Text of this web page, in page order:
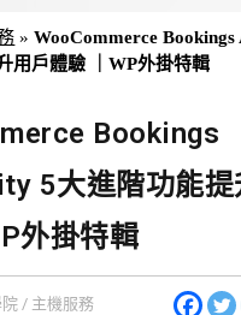
»WooCommerce
用戶體驗 ｜WP外掛特輯
Bookings
5大進階功能提
外掛特輯
/ 主機服務